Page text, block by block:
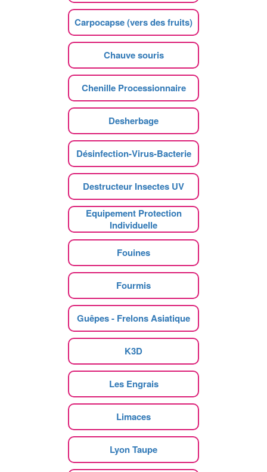
Carpocapse (vers des fruits)
Chauve souris
Chenille Processionnaire
Desherbage
Désinfection-Virus-Bacterie
Destructeur Insectes UV
Equipement Protection
Individuelle
Fouines
Fourmis
Guêpes - Frelons Asiatique
K3D
Les Engrais
Limaces
Lyon Taupe